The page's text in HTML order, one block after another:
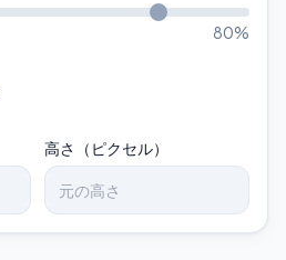
80%
高さ（ピクセル）